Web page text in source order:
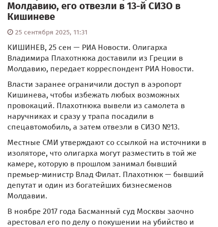
Молдавию, его отвезли в 13-й СИЗО в
Кишиневе
25 сентября 2025, 11:31
КИШИНЕВ, 25 сен — РИА Новости. Олигарха
Владимира Плахотнюка доставили из Греции в
Молдавию, передает корреспондент РИА Новости.
Власти заранее ограничили доступ в аэропорт
Кишинева, чтобы избежать любых возможных
провокаций. Плахотнюка вывели из самолета в
наручниках и сразу у трапа посадили в
спецавтомобиль, а затем отвезли в СИЗО №13.
Местные СМИ утверждают со ссылкой на источники в
изоляторе, что олигарха могут разместить в той же
камере, которую в прошлом занимал бывший
премьер-министр Влад Филат. Плахотнюк — бывший
депутат и один из богатейших бизнесменов
Молдавии.
В ноябре 2017 года Басманный суд Москвы заочно
арестовал его по делу о покушении на убийство и